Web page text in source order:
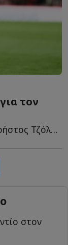
τον
Εξαιρετικές εντυπώσεις άφησε ο Χρήστος Τζόλης στη φ...